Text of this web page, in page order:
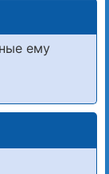
ему